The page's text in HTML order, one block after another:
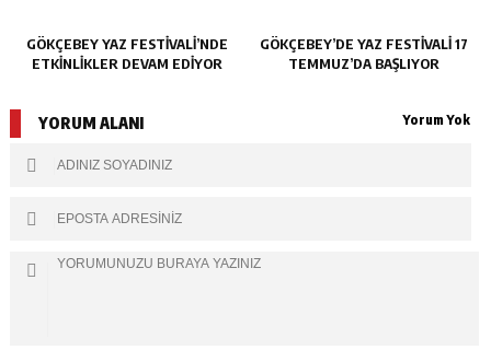
GÖKÇEBEY YAZ FESTIVALI’NDE
ETKINLIKLER DEVAM EDIYOR
GÖKÇEBEY’DE YAZ FESTİVALİ 17
TEMMUZ’DA BAŞLIYOR
YORUM ALANI Yorum Yok